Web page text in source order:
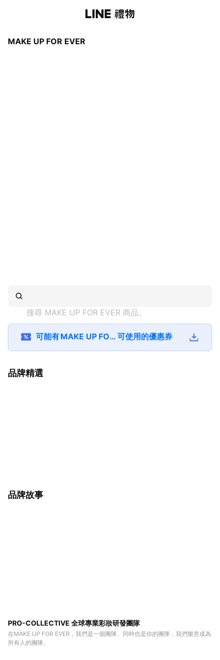
MAKE UP FOR EVER
搜尋 MAKE UP FOR EVER 商品。
可能有 MAKE UP FOR EVER 可使用的優惠券
品牌精選
品牌故事
PRO-COLLECTIVE 全球專業彩妝研發團隊
在MAKE UP FOR EVER，我們是一個團隊、同時也是你的團隊，我們樂意成為
所有人的團隊。